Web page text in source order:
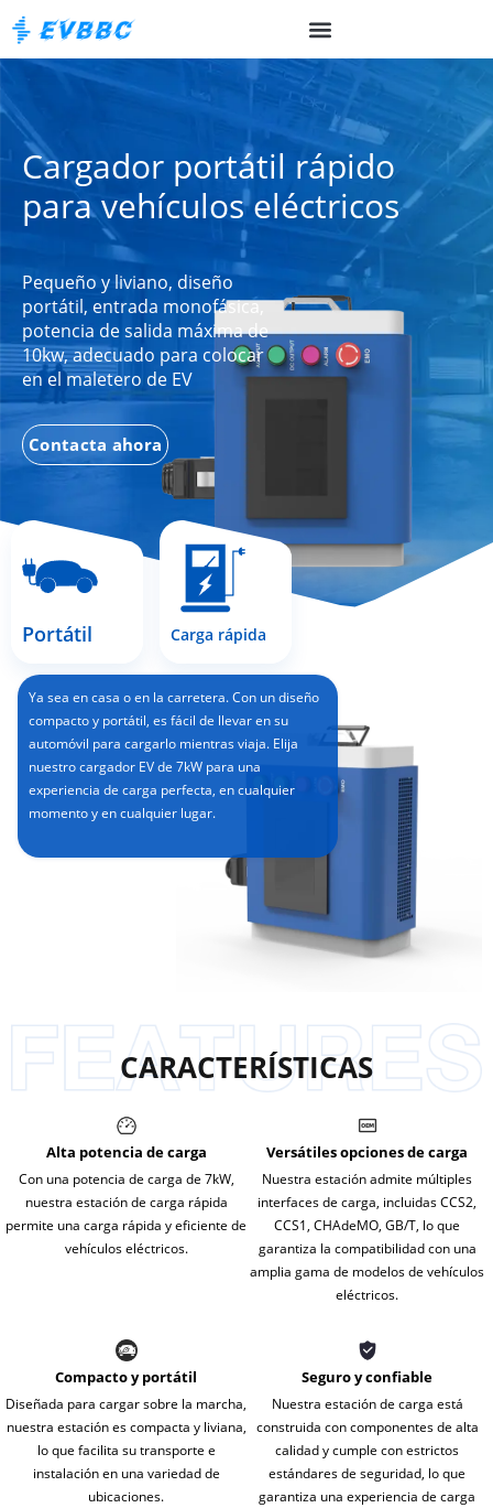
Cargador portátil rápido
para vehículos eléctricos
Pequeño y liviano, diseño
portátil, entrada monofásica,
potencia de salida máxima de
10kw, adecuado para colocar
en el maletero de EV
Contacta ahora
Portátil Carga rápida
Ya sea en casa o en la carretera. Con un diseño
compacto y portátil, es fácil de llevar en su
automóvil para cargarlo mientras viaja. Elija
nuestro cargador EV de 7kW para una
experiencia de carga perfecta, en cualquier
momento y en cualquier lugar.
CARACTERÍSTICAS
Alta potencia de carga
Con una potencia de carga de 7kW,
nuestra estación de carga rápida
permite una carga rápida y eficiente de
vehículos eléctricos.
Versátiles opciones de carga
Nuestra estación admite múltiples
interfaces de carga, incluidas CCS2,
CCS1, CHAdeMO, GB/T, lo que
garantiza la compatibilidad con una
amplia gama de modelos de vehículos
eléctricos.
Compacto y portátil
Diseñada para cargar sobre la marcha,
nuestra estación es compacta y liviana,
lo que facilita su transporte e
instalación en una variedad de
ubicaciones.
Seguro y confiable
Nuestra estación de carga está
construida con componentes de alta
calidad y cumple con estrictos
estándares de seguridad, lo que
garantiza una experiencia de carga